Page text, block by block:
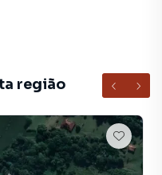
dois dormitórios;
sala, cozinha e
2.500 m²
região